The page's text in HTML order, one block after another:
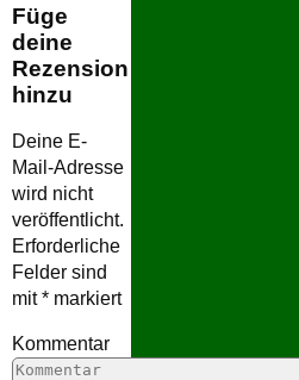
Füge
deine
Rezension
hinzu
Deine E-
Mail-Adresse
wird nicht
veröffentlicht.
Erforderliche
Felder sind
mit* markiert
Kommentar